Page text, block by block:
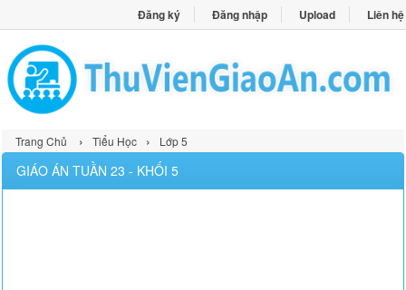
Đăng ký Đăng nhập Upload Liên hệ
Trang Chủ › Tiểu Học › Lớp 5
GIÁO ÁN TUẦN 23 - KHỐI 5